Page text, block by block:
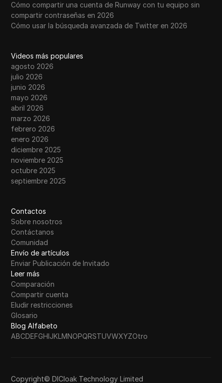
Cómo compartir una cuenta de Runway con tu equipo sin
compartir contraseñas en 2026
Cómo usar la búsqueda avanzada de Twitter en 2026
Videos más populares
agosto 2026
julio 2026
junio 2026
mayo 2026
abril 2026
marzo 2026
febrero 2026
enero 2026
diciembre 2025
noviembre 2025
octubre 2025
septiembre 2025
Contactos
Sobre nosotros
Contáctanos
Comunidad
Envío de artículos
Enviar Publicación de Invitado
Leer más
Comparación
Compartir cuenta
Eludir restricciones
Glosario
Blog Alfabeto
ABCDEFGHIJKLMNOPQRSTUVWXYZOtro
Copyright© DICloak Technology Limited